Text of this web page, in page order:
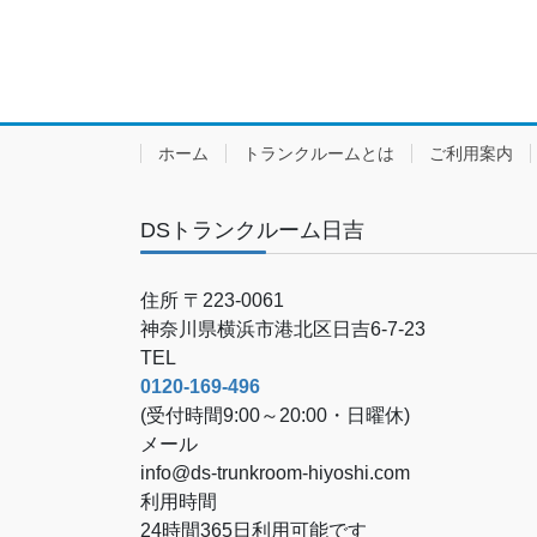
ホーム トランクルームとは ご利用案内
DSトランクルーム日吉
住所 〒223-0061
神奈川県横浜市港北区日吉6-7-23
TEL
0120-169-496
(受付時間9:00～20:00・日曜休)
メール
info@ds-trunkroom-hiyoshi.com
利用時間
24時間365日利用可能です